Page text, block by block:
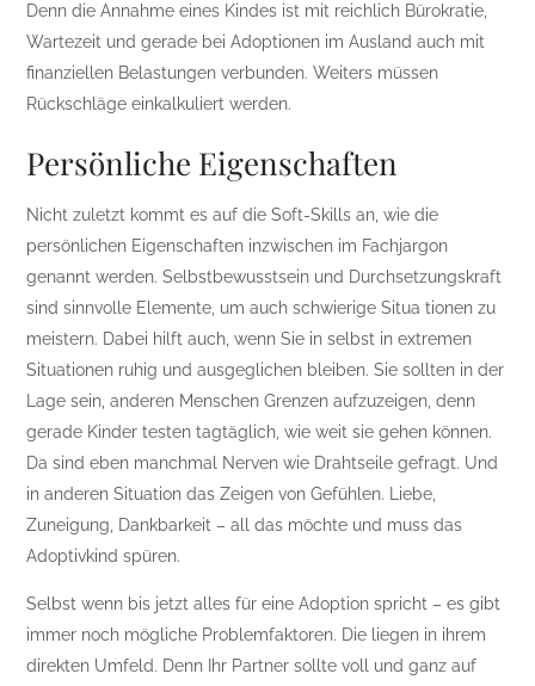
Denn die Annahme eines Kindes ist mit reichlich Bürokratie,
Wartezeit und gerade bei Adoptionen im Ausland auch mit
finanziellen Belastungen verbunden. Weiters müssen
Rückschläge einkalkuliert werden.
Persönliche Eigenschaften
Nicht zuletzt kommt es auf die Soft-Skills an, wie die
persönlichen Eigenschaften inzwischen im Fachjargon
genannt werden. Selbstbewusstsein und Durchsetzungskraft
sind sinnvolle Elemente, um auch schwierige Situa tionen zu
meistern. Dabei hilft auch, wenn Sie in selbst in extremen
Situationen ruhig und ausgeglichen bleiben. Sie sollten in der
Lage sein, anderen Menschen Grenzen aufzuzeigen, denn
gerade Kinder testen tagtäglich, wie weit sie gehen können.
Da sind eben manchmal Nerven wie Drahtseile gefragt. Und
in anderen Situation das Zeigen von Gefühlen. Liebe,
Zuneigung, Dankbarkeit – all das möchte und muss das
Adoptivkind spüren.
Selbst wenn bis jetzt alles für eine Adoption spricht – es gibt
immer noch mögliche Problemfaktoren. Die liegen in ihrem
direkten Umfeld. Denn Ihr Partner sollte voll und ganz auf